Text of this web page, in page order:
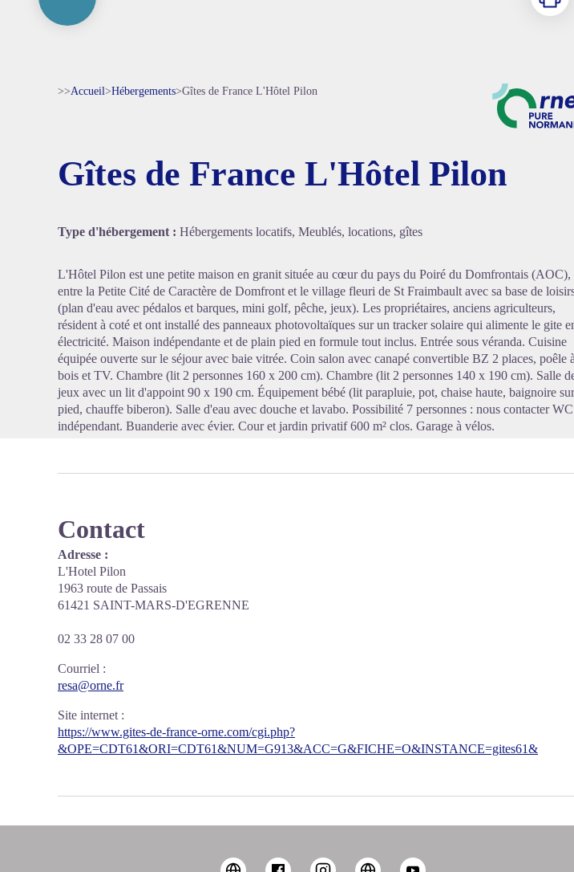
Voir l'image en plein écran
>>Accueil>Hébergements>Gîtes de France L'Hôtel Pilon
Gîtes de France L'Hôtel Pilon
Type d'hébergement : Hébergements locatifs, Meublés, locations, gîtes
L'Hôtel Pilon est une petite maison en granit située au cœur du pays du Poiré du Domfrontais (AOC),
entre la Petite Cité de Caractère de Domfront et le village fleuri de St Fraimbault avec sa base de
(plan d'eau avec pédalos et barques, mini golf, pêche, jeux). Les propriétaires, anciens agriculteurs,
résident à coté et ont installé des panneaux photovoltaïques sur un tracker solaire qui alimente le gite
électricité. Maison indépendante et de plain pied en formule tout inclus. Entrée sous véranda. Cuisine
équipée ouverte sur le séjour avec baie vitrée. Coin salon avec canapé convertible BZ 2 places, poêle à
bois et TV. Chambre (lit 2 personnes 160 x 200 cm). Chambre (lit 2 personnes 140 x 190 cm). Salle
jeux avec un lit d'appoint 90 x 190 cm. Équipement bébé (lit parapluie, pot, chaise haute, baignoire sur
pied, chauffe biberon). Salle d'eau avec douche et lavabo. Possibilité 7 personnes : nous contacter WC
indépendant. Buanderie avec évier. Cour et jardin privatif 600 m² clos. Garage à vélos.
Contact
Adresse :
L'Hotel Pilon
1963 route de Passais
61421 SAINT-MARS-D'EGRENNE
02 33 28 07 00
Courriel :
resa@orne.fr
Site internet :
https://www.gites-de-france-orne.com/cgi.php?
&OPE=CDT61&ORI=CDT61&NUM=G913&ACC=G&FICHE=O&INSTANCE=gites61&